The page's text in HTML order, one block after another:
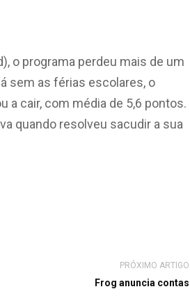
o programa perdeu mais de um
sem as férias escolares, o
a cair, com média de 5,6 pontos.
quando resolveu sacudir a sua
PRÓXIMO ARTIGO
Frog anuncia contas